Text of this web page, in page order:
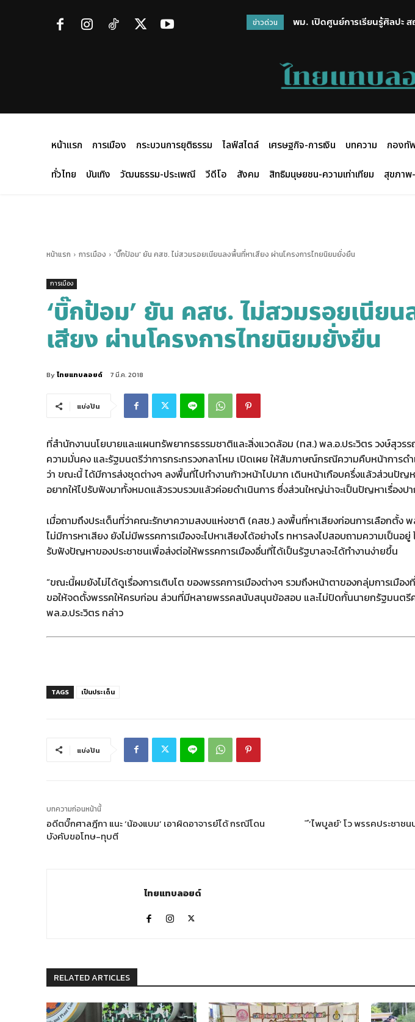
ข่าวด่วน
พม. เปิดศูนย์การเรียนรู้ศิลปะ
หน้าแรก การเมือง กระบวนการยุติธรรม ไลฟ์สไตล์ เศรษฐกิจ-การเงิน บทความ กองทั
ทั่วไทย
บันเทิง วัฒนธรรม-ประเพณี วีดีโอ สังคม สิทธิมนุษยชน-ความเท่าเทียม สุขภา
หน้าแรก การเมือง 'บิ๊กป้อม' ยัน คสช. ไม่สวมรอยเนียนลงพื้นที่หาเสียง ผ่านโครงการไทยนิยมยั่งยืน
การเมือง
‘บิ๊กป้อม’ ยัน คสช. ไม่สวมรอยเนีย
เสียง ผ่านโครงการไทยนิยมยั่งยืน
By ไทยแทบลอยด์ 7 มี.ค. 2018
แบ่งปัน
ที่สำนักงานนโยบายและแผนทรัพยากรธรรมชาติและสิ่งแวดล้อม (ทส.) พล.อ.ประวิตร วงษ์สุวร
ความมั่นคง และรัฐมนตรีว่าการกระทรวงกลาโหม เปิดเผย ให้สัมภาษณ์กรณีความคืบหน้าการด
ว่า ขณะนี้ ได้มีการส่งชุดต่างๆ ลงพื้นที่ไปทำงานก้าวหน้าไปมาก เดินหน้าเกือบครึ่งแล้วส่วนปัญ
อยากให้ไปรับฟังมาทั้งหมดแล้วรวบรวมแล้วค่อยดำเนินการ ซึ่งส่วนใหญ่น่าจะเป็นปัญหาเรื่องป
เมื่อถามถึงประเด็นที่ว่าคณะรักษาความสงบแห่งชาติ (คสช.) ลงพื้นที่หาเสียงก่อนการเลือกตั้ง
ไม่มีการหาเสียง ยังไม่มีพรรคการเมืองจะไปหาเสียงได้อย่างไร ทหารลงไปสอบถามความเป็นอ
รับฟังปัญหาของประชาชนเพื่อส่งต่อให้พรรคการเมืองอื่นที่ได้เป็นรัฐบาลจะได้ทำงานง่ายขึ้น
“ขณะนี้ผมยังไม่ได้ดูเรื่องการเติบโต ของพรรคการเมืองต่างๆ รวมถึงหน้าตาของกลุ่มการเมือ
ขอให้จดตั้งพรรคให้ครบก่อน ส่วนที่มีหลายพรรคสนับสนุนข้อสอบ และไม่ปิดกั้นนายกรัฐมนตรี
พล.อ.ประวิตร กล่าว
TAGS เป็นประเด็น
แบ่งปัน
บทความก่อนหน้านี้
อดีตบิ๊กศาลฎีกา แนะ ‘น้องแบม’ เอาผิดอาจารย์ได้ กรณีโดน
บังคับขอโทษ-ทุบตี
’ไพบูลย์’ โว พรรคประชาช
ไทยแทบลอยด์
RELATED ARTICLES